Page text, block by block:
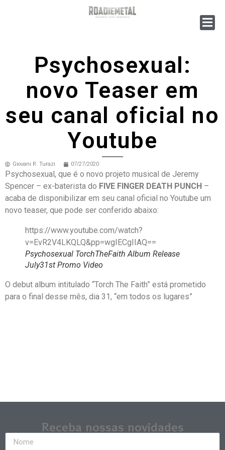
Psychosexual:
novo Teaser em
seu canal oficial no
Youtube
Giovani R. Turazi 07/27/2020
Psychosexual, que é o novo projeto musical de Jeremy
Spencer – ex-baterista do FIVE FINGER DEATH PUNCH –
acaba de disponibilizar em seu canal oficial no Youtube um
novo teaser, que pode ser conferido abaixo:
https://www.youtube.com/watch?
v=EvR2V4LKQLQ&pp=wgIECgIIAQ==
Psychosexual TorchTheFaith Album Release
July31st Promo Video
O debut album intitulado “Torch The Faith” está prometido
para o final desse mês, dia 31, “em todos os lugares”
Receba nossas novidades